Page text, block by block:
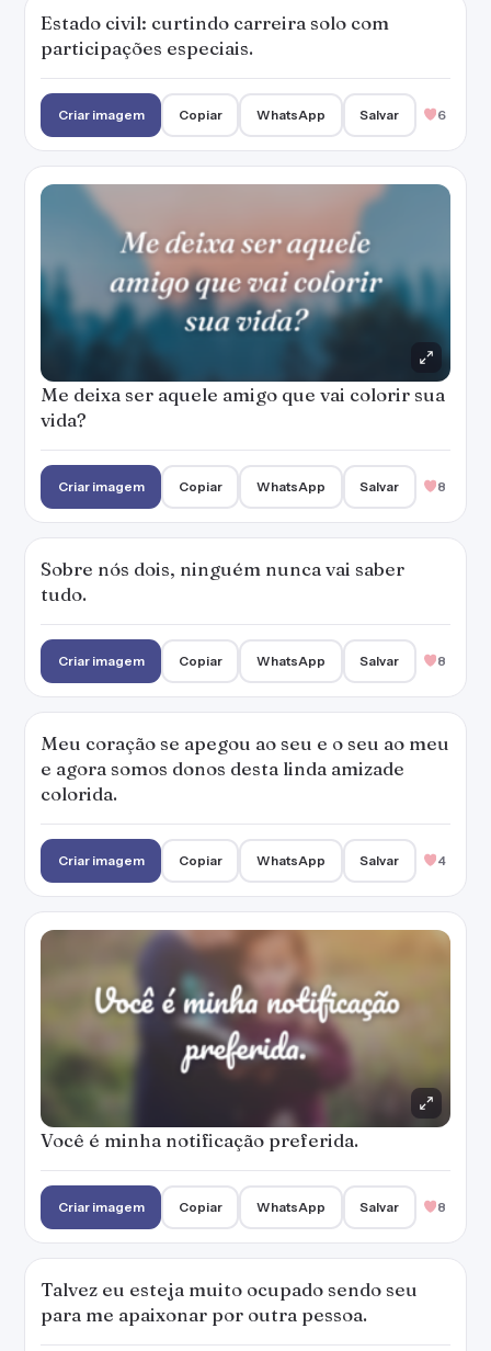
Estado civil: curtindo carreira solo com
participações especiais.
Criar imagem Copiar WhatsApp Salvar 6
Me deixa ser aquele amigo que vai colorir sua
vida?
Criar imagem Copiar WhatsApp Salvar 8
Sobre nós dois, ninguém nunca vai saber
tudo.
Criar imagem Copiar WhatsApp Salvar 8
Meu coração se apegou ao seu e o seu ao meu
e agora somos donos desta linda amizade
colorida.
Criar imagem Copiar WhatsApp Salvar 4
Você é minha notificação preferida.
Criar imagem Copiar WhatsApp Salvar 8
Talvez eu esteja muito ocupado sendo seu
para me apaixonar por outra pessoa.